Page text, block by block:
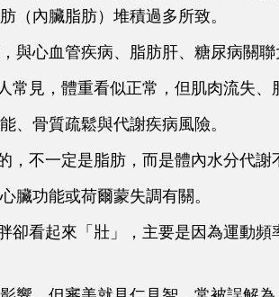
（內臟脂肪）堆積過多所致。
與心血管疾病、脂肪肝、糖尿病關聯
常見，體重看似正常，但肌肉流失、
、骨質疏鬆與代謝疾病風險。
，不一定是脂肪，而是體內水分代謝
臟功能或荷爾蒙失調有關。
卻看起來「壯」，主要是因為運動頻